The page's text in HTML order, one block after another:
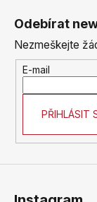
Odebírat
Nezmeškejte
E-mail
PŘIHLÁSIT